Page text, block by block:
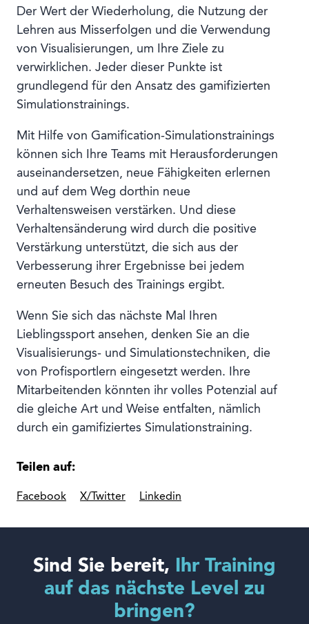
Der Wert der Wiederholung, die Nutzung der
Lehren aus Misserfolgen und die Verwendung
von Visualisierungen, um Ihre Ziele zu
verwirklichen. Jeder dieser Punkte ist
grundlegend für den Ansatz des gamifizierten
Simulationstrainings.
Mit Hilfe von Gamification-Simulationstrainings
können sich Ihre Teams mit Herausforderungen
auseinandersetzen, neue Fähigkeiten erlernen
und auf dem Weg dorthin neue
Verhaltensweisen verstärken. Und diese
Verhaltensänderung wird durch die positive
Verstärkung unterstützt, die sich aus der
Verbesserung ihrer Ergebnisse bei jedem
erneuten Besuch des Trainings ergibt.
Wenn Sie sich das nächste Mal Ihren
Lieblingssport ansehen, denken Sie an die
Visualisierungs- und Simulationstechniken, die
von Profisportlern eingesetzt werden. Ihre
Mitarbeitenden könnten ihr volles Potenzial auf
die gleiche Art und Weise entfalten, nämlich
durch ein gamifiziertes Simulationstraining.
Teilen auf:
Facebook X/Twitter Linkedin
Sind Sie bereit,
Ihr Training
auf das nächste Level zu
bringen?